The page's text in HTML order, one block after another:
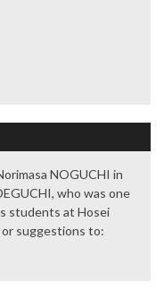
NOGUCHI in
who was one
students at Hosei
suggestions to: